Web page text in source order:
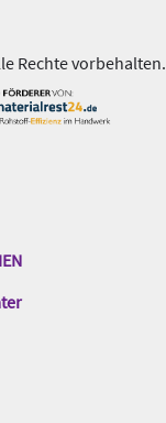
Rechte vorbehalten.